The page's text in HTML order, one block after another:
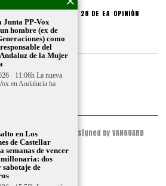
LAS 28 DE EA OPINIÓN
Rights Reserved. Designed by VANGUARD
Junta PP-Vox
hombre (ex de
como
del
de la Mujer
· 11:06h La nueva
en Andalucía ha
en Los
de Castellar
semanas de vencer
dos
sabotaje de